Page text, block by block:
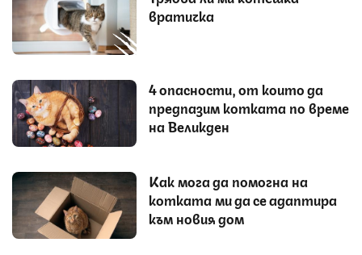
вратичка
4 опасности, от които да
предпазим котката по време
на Великден
Как мога да помогна на
котката ми да се адаптира
към новия дом